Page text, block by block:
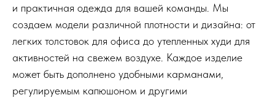
и практичная одежда для вашей команды. Мы
создаем модели различной плотности и дизайна: от
легких толстовок для офиса до утепленных худи для
активностей на свежем воздухе. Каждое изделие
может быть дополнено удобными карманами,
регулируемым капюшоном и другими